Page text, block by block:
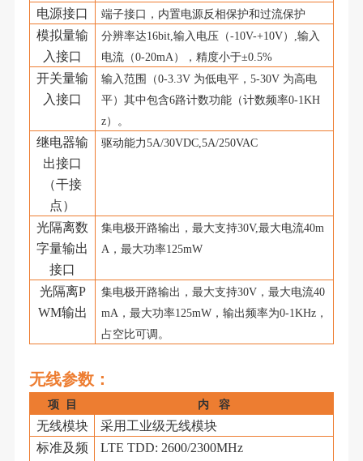
电源接口
端子接口，内置电源反相保护和过流保护
模拟量输
入接口
分辨率达16bit,输入电压（-10V-+10V） ,输入
电流（0-20mA），精度小于±0.5%
开关量输
入接口
输入范围（0-3.3V 为低电平， 5-30V 为高电
平）其中包含6路计数功能（计数频率0-1KH
z）。
继电器输
出接口
（干接
点）
驱动能力5A/30VDC,5A/250VAC
光隔离数
字量输出
接口
集电极开路输出，最大支持30V,最大电流40m
A ，最大功率125mW
光隔离P
WM输出
集电极开路输出，最大支持30V ，最大电流40
mA ，最大功率125mW，输出频率为0-1KHz，
占空比可调。
无线参数：
项 目 内 容
无线模块
采用工业级无线模块
标准及频
LTE TDD: 2600/2300MHz